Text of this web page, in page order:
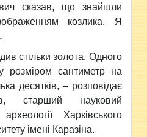
сказав, що знайшли
козлика. Я
стільки золота. Одного
розміром сантиметр на
десятків, – розповідає
старший науковий
Харківського
імені Каразіна.